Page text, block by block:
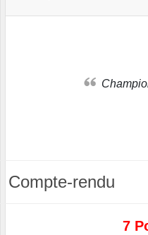
Compte-rendu
7